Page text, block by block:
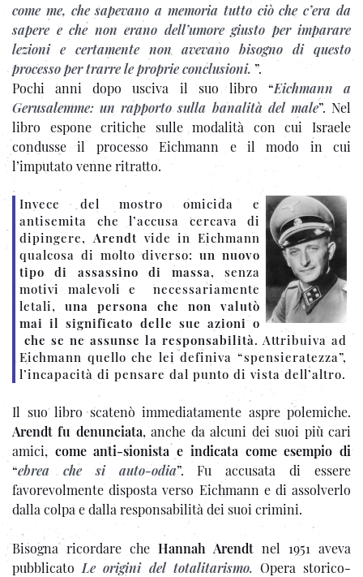
come me, che sapevano a memoria tutto ciò che c’era da
sapere e che non erano dell’umore giusto per imparare
lezioni e certamente non avevano bisogno di questo
processo per trarre le proprie conclusioni. ”.
Pochi anni dopo usciva il suo libro “Eichmann a
Gerusalemme: un rapporto sulla banalità del male”. Nel
libro espone critiche sulle modalità con cui Israele
condusse il processo Eichmann e il modo in cui
l’imputato venne ritratto.
Invece del mostro omicida e
antisemita che l’accusa cercava di
dipingere, Arendtvide in Eichmann
qualcosa di molto diverso: un nuovo
tipo di assassino di massa, senza
motivi malevoli e necessariamente
letali, una persona che non valutò
mai il significato delle sue azioni o
che se ne assunse la responsabilità. Attribuiva ad
Eichmann quello che lei definiva “spensieratezza”,
l’incapacità di pensare dal punto di vista dell’altro.
Il suo libro scatenò immediatamente aspre polemiche.
Arendt fu denunciata, anche da alcuni dei suoi più cari
amici, come anti-sionista e indicata come esempio di
“ebrea che si auto-odia”. Fu accusata di essere
favorevolmente disposta verso Eichmann e di assolverlo
dalla colpa e dalla responsabilità dei suoi crimini.
Bisogna ricordare che Hannah Arendt nel 1951 aveva
pubblicato Le origini del totalitarismo. Opera storico-